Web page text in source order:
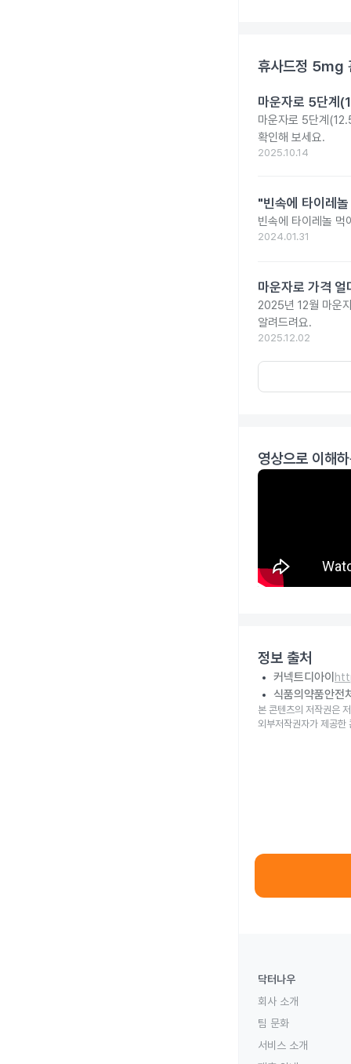
휴사드정 5mg
마운자로 5단계
마운자로 5단계
확인해 보세요.
2025.10.14
"빈속에 타이레
빈속에 타이레놀 먹
2024.01.31
마운자로 가격
2025년 12월 마운
알려드려요.
2025.12.02
영상으로 이해
정보 출처
커넥트디아이
식품의약품안전
본 콘텐츠의 저작권은
외부저작권자가 제공한
닥터나우
회사 소개
팀 문화
서비스 소개